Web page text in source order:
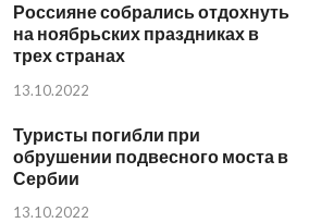
Россияне собрались отдохнуть
на ноябрьских праздниках в
трех странах
13.10.2022
Туристы погибли при
обрушении подвесного моста в
Сербии
13.10.2022